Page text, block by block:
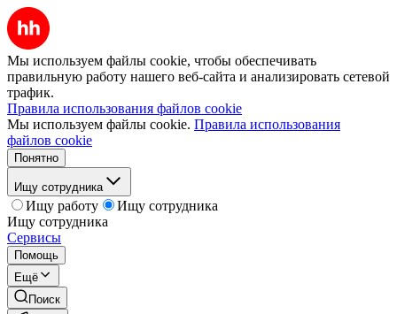
Мы используем файлы cookie, чтобы обеспечивать
правильную работу нашего веб-сайта и анализировать сетевой
трафик.
Правила использования файлов cookie
Мы используем файлы cookie. Правила использования
файлов cookie
Понятно
Ищу сотрудника
Ищу работу
Ищу сотрудника
Ищу сотрудника
Сервисы
Помощь
Ещё
Поиск